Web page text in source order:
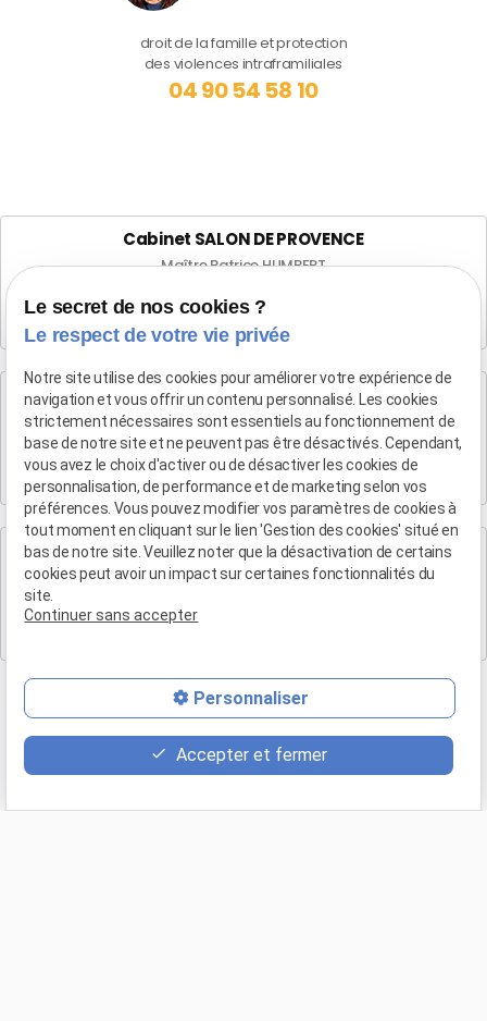
droit de la famille et protection
des violences intraframiliales
04 90 54 58 10
Cabinet SALON DE PROVENCE
Maître Patrice HUMBERT
282 Boulevard Foch
13300 SALON-DE-PROVENCE
Cabinet d'Aix-en-Provence
Maître Patrice HUMBERT
4 rue du Quatre-Septembre
13100 AIX EN PROVENCE
Cabinet de Marseille
Maître Patrice HUMBERT
19 Bd Arthur Michaud
Le secret de nos cookies ?
Le respect de votre vie privée
Notre site utilise des cookies pour améliorer votre expérience de
navigation et vous offrir un contenu personnalisé. Les cookies
strictement nécessaires sont essentiels au fonctionnement de
base de notre site et ne peuvent pas être désactivés. Cependant,
vous avez le choix d'activer ou de désactiver les cookies de
personnalisation, de performance et de marketing selon vos
préférences. Vous pouvez modifier vos paramètres de cookies à
tout moment en cliquant sur le lien 'Gestion des cookies' situé en
bas de notre site. Veuillez noter que la désactivation de certains
cookies peut avoir un impact sur certaines fonctionnalités du
site.
Continuer sans accepter
Personnaliser
Accepter et fermer